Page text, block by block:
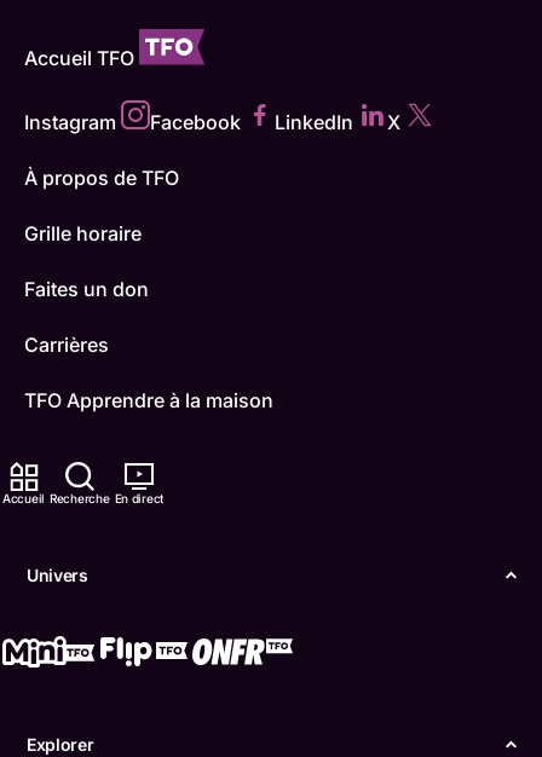
Accueil Recherche En direct
Univers
Explorer
Accueil TFO
Instagram Facebook LinkedIn X
À propos de TFO
Grille horaire
Faites un don
Carrières
TFO Apprendre à la maison
Comment nous capter
ONFR
Conditions d'utilisation